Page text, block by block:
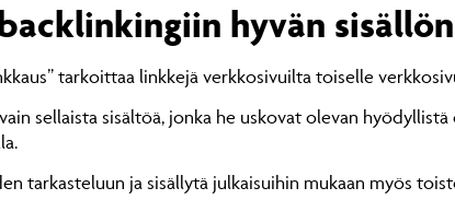
hyvän
tarkoittaa linkkejä verkkosivuilta toiselle
sellaista sisältöä, jonka he uskovat olevan
tarkasteluun ja sisällytä julkaisuihin mukaan myös